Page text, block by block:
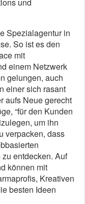
Spezialagentur in
So ist es den
mit
einem Netzwerk
gelungen, auch
einer sich rasant
aufs Neue gerecht
“für den Kunden
um ihn
verpacken, dass
entdecken. Auf
können mit
Kreativen
besten Ideen